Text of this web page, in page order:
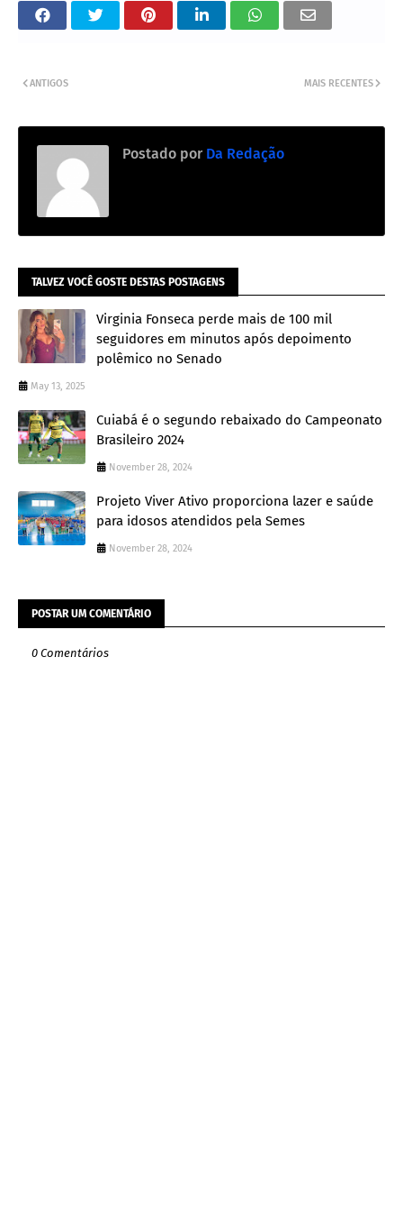
MAIS RECENTES
ANTIGOS
Postado por Da Redação
TALVEZ VOCÊ GOSTE DESTAS POSTAGENS
Virginia Fonseca perde mais de 100 mil
seguidores em minutos após depoimento
polêmico no Senado
May 13, 2025
Cuiabá é o segundo rebaixado do Campeonato
Brasileiro 2024
November 28, 2024
Projeto Viver Ativo proporciona lazer e saúde
para idosos atendidos pela Semes
November 28, 2024
POSTAR UM COMENTÁRIO
0 Comentários